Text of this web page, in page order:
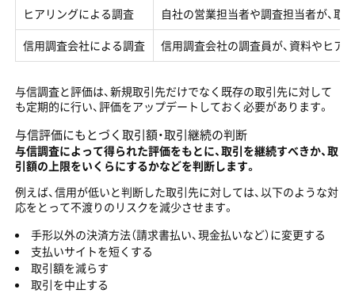
ヒアリングによる調査
自社の営業担当者や調査担当者が、取
信用調査会社による調査
信用調査会社の調査員が、資料やヒア
与信調査と評価は、新規取引先だけでなく既存の取引先に対して
も定期的に行い、評価をアップデートしておく必要があります。
与信評価にもとづく取引額・取引継続の判断
与信調査によって得られた評価をもとに、取引を継続すべきか、取
引額の上限をいくらにするかなどを判断します。
例えば、信用が低いと判断した取引先に対しては、以下のような対
応をとって不渡りのリスクを減少させます。
手形以外の決済方法（請求書払い、現金払いなど）に変更する
支払いサイトを短くする
取引額を減らす
取引を中止する